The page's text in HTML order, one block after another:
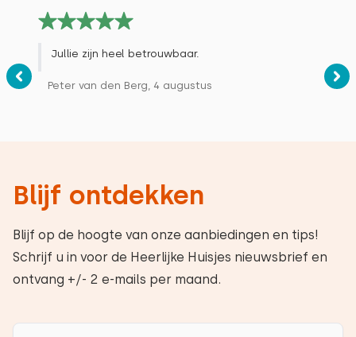
Jullie zijn heel betrouwbaar.
Peter van den Berg, 4 augustus
Blijf ontdekken
Blijf op de hoogte van onze aanbiedingen en tips!
Schrijf u in voor de Heerlijke Huisjes nieuwsbrief en
ontvang +/- 2 e-mails per maand.